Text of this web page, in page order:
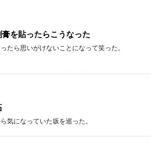
を貼ったらこうなった
たら思いがけないことになって笑った。
気になっていた坂を巡った。